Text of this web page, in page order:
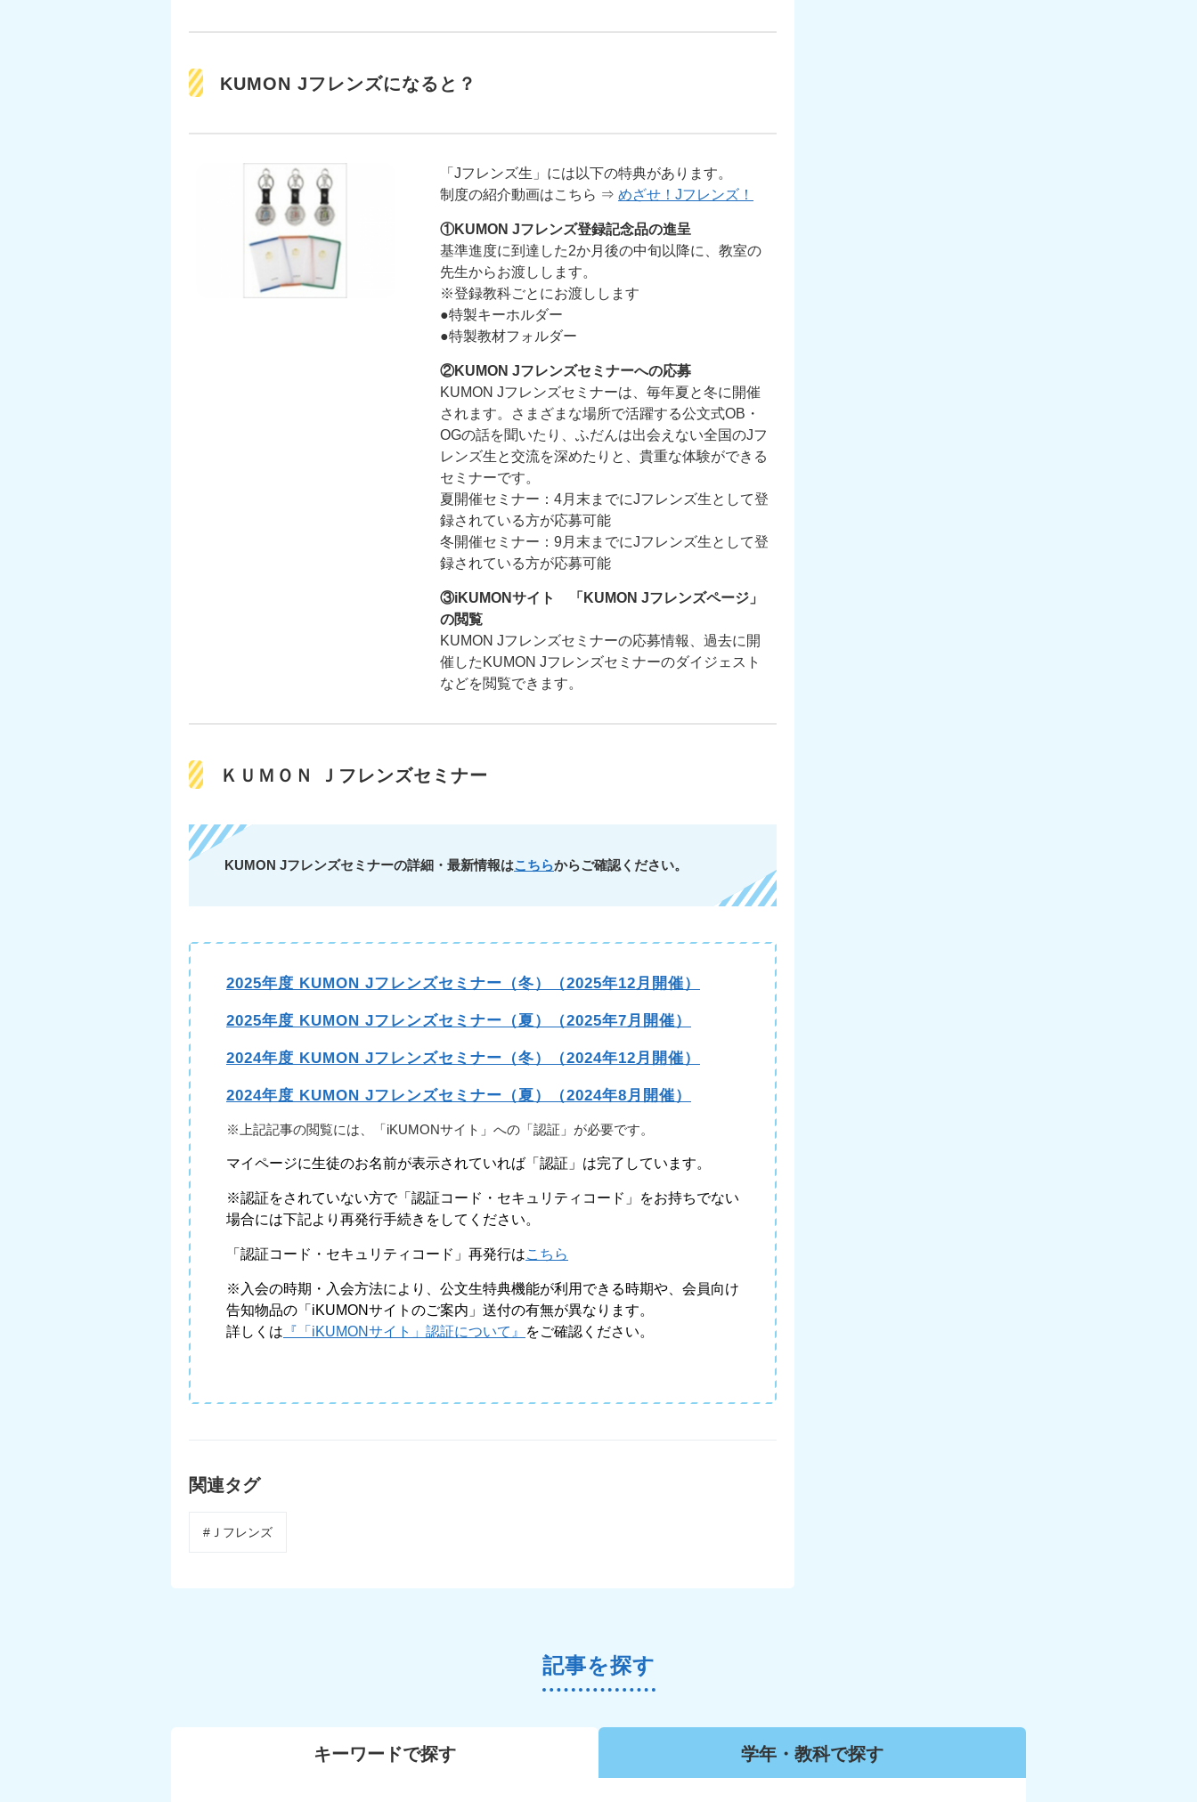
KUMON Jフレンズになると？
「Jフレンズ生」には以下の特典があります。
制度の紹介動画はこちら ⇒ めざせ！Jフレンズ！
①KUMON Jフレンズ登録記念品の進呈
基準進度に到達した2か月後の中旬以降に、教室の
先生からお渡しします。
※登録教科ごとにお渡しします
●特製キーホルダー
●特製教材フォルダー
②KUMON Jフレンズセミナーへの応募
KUMON Jフレンズセミナーは、毎年夏と冬に開催
されます。さまざまな場所で活躍する公文式OB・
OGの話を聞いたり、ふだんは出会えない全国のJフ
レンズ生と交流を深めたりと、貴重な体験ができる
セミナーです。
夏開催セミナー：4月末までにJフレンズ生として登
録されている方が応募可能
冬開催セミナー：9月末までにJフレンズ生として登
録されている方が応募可能
③iKUMONサイト 「KUMON Jフレンズページ」
の閲覧
KUMON Jフレンズセミナーの応募情報、過去に開
催したKUMON Jフレンズセミナーのダイジェスト
などを閲覧できます。
ＫＵＭＯＮ Ｊフレンズセミナー
KUMON Jフレンズセミナーの詳細・最新情報はこちらからご確認ください。
2025年度 KUMON Jフレンズセミナー（冬）（2025年12月開催）
2025年度 KUMON Jフレンズセミナー（夏）（2025年7月開催）
2024年度 KUMON Jフレンズセミナー（冬）（2024年12月開催）
2024年度 KUMON Jフレンズセミナー（夏）（2024年8月開催）
※上記記事の閲覧には、「iKUMONサイト」への「認証」が必要です。
マイページに生徒のお名前が表示されていれば「認証」は完了しています。
※認証をされていない方で「認証コード・セキュリティコード」をお持ちでない
場合には下記より再発行手続きをしてください。
「認証コード・セキュリティコード」再発行はこちら
※入会の時期・入会方法により、公文生特典機能が利用できる時期や、会員向け
告知物品の「iKUMONサイトのご案内」送付の有無が異なります。
詳しくは 『「iKUMONサイト」認証について』 をご確認ください。
関連タグ
#Ｊフレンズ
記事を探す
キーワードで探す 学年・教科で探す